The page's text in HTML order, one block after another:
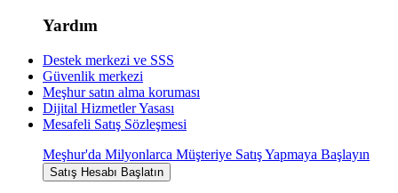
Yardım
Destek merkezi ve SSS
Güvenlik merkezi
Meşhur satın alma koruması
Dijital Hizmetler Yasası
Mesafeli Satış Sözleşmesi
Meşhur'da Milyonlarca Müşteriye Satış Yapmaya Başlayın
Satış Hesabı Başlatın